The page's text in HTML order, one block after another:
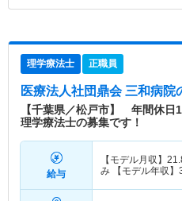
理学療法士 正職員
医療法人社団鼎会 三和病院
【千葉県／松戸市】 年間休
理学療法士の募集です！
給与
【モデル月収】
み 【モデル年収】